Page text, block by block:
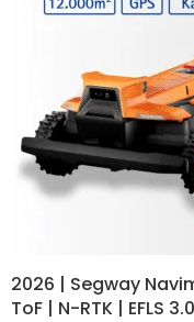
2026 | Segway
ToF | N-RTK | EFLS